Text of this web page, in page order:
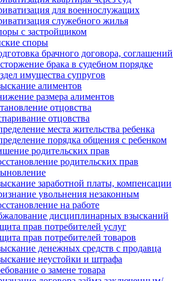
для военнослужащих
служебного жилья
с застройщиком
споры
брачного договора, соглашений
брака в судебном порядке
имущества супругов
алиментов
размера алиментов
отцовства
отцовства
места жительства ребенка
порядка общения с ребенком
родительских прав
родительских прав
заработной платы, компенсации
увольнения незаконным
на работе
дисциплинарных взысканий
прав потребителей услуг
прав потребителей товаров
денежных средств с продавца
неустойки и штрафа
о замене товара